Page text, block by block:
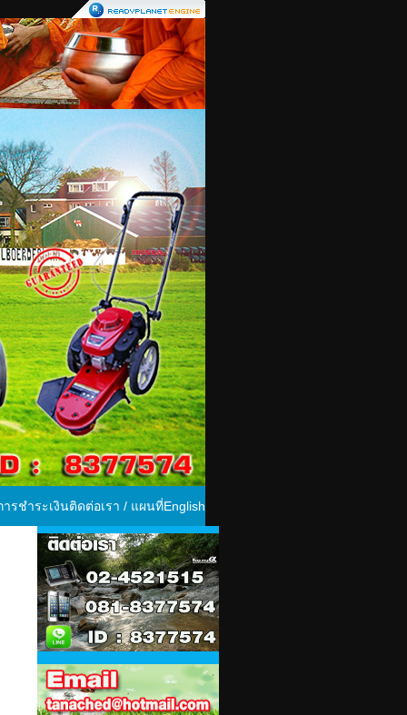
ารชำระเงินติดต่อเรา / แผนที่English